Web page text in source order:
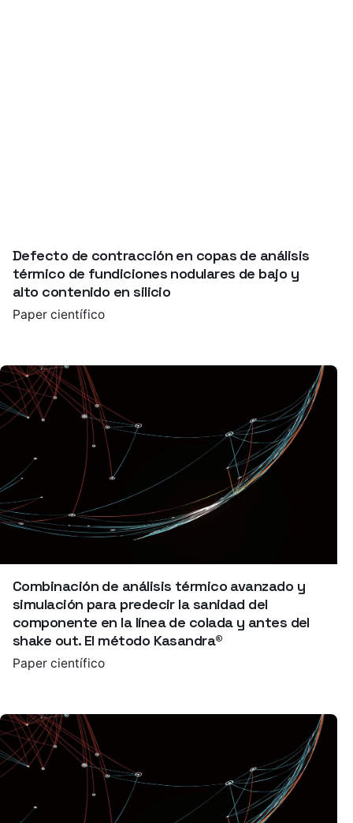
Defecto de contracción en copas de análisis
térmico de fundiciones nodulares de bajo y
alto contenido en silicio
Paper científico
Combinación de análisis térmico avanzado y
simulación para predecir la sanidad del
componente en la línea de colada y antes del
shake out. El método Kasandra®
Paper científico